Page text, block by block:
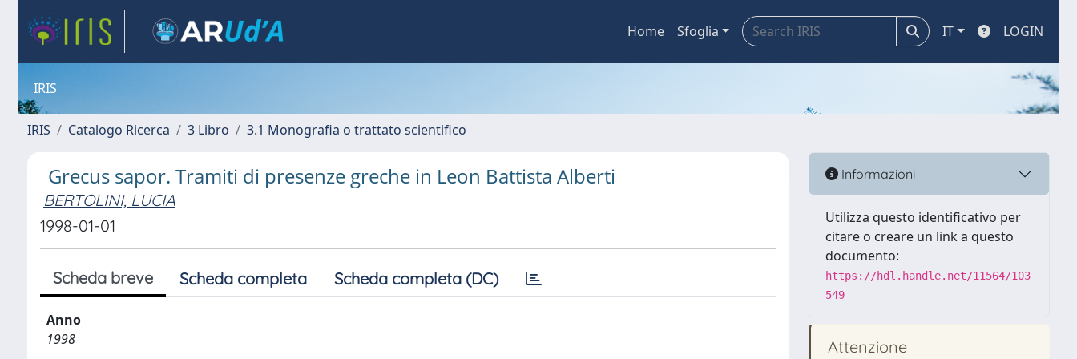
Home Sfoglia IT LOGIN
IRIS
IRIS Catalogo Ricerca 3 Libro 3.1 Monografia o trattato scientifico
Grecus sapor. Tramiti di presenze greche in Leon Battista Alberti
BERTOLINI, LUCIA
1998-01-01
Scheda breve Scheda completa Scheda completa (DC)
Anno
1998
Informazioni
Utilizza questo identificativo per
citare o creare un link a questo
documento:
https://hdl.handle.net/11564/103
549
Attenzione